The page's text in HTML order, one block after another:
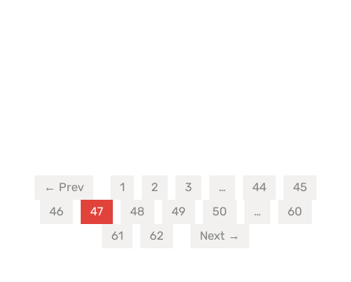
← Prev 1 2 3 … 44
45
46
47 48 49 50 …
60
61
62 Next →